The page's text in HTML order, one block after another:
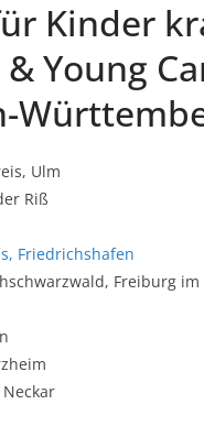
Kinder
Young
Ulm
Riß
Friedrichshafen
Freiburg im